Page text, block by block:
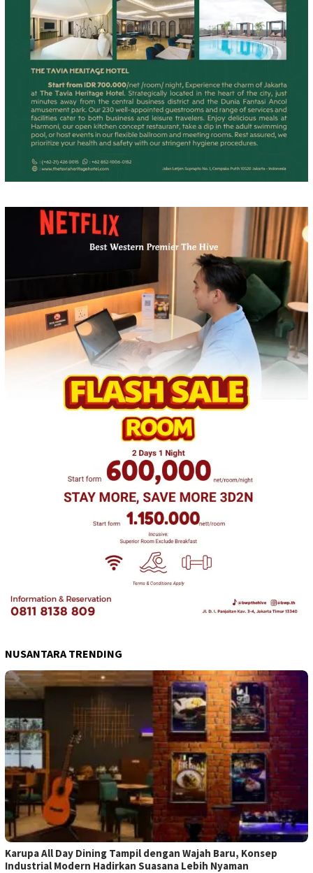
NUSANTARA TRENDING
Karupa All Day Dining Tampil dengan Wajah Baru, Konsep
Industrial Modern Hadirkan Suasana Lebih Nyaman